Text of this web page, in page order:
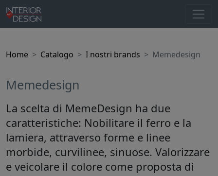
Home Catalogo I nostri brands Memedesign
Memedesign
La scelta di MemeDesign ha due
caratteristiche: Nobilitare il ferro e la
lamiera, attraverso forme e linee
morbide, curvilinee, sinuose. Valorizzare
e veicolare il colore come proposta di